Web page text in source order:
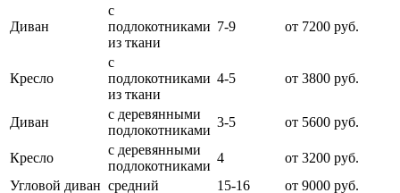
Диван
с
подлокотниками
из ткани
7-9 от 7200 руб.
Кресло
с
подлокотниками
из ткани
4-5 от 3800 руб.
Диван
с деревянными
подлокотниками
3-5 от 5600 руб.
Кресло
с деревянными
подлокотниками
4
от 3200 руб.
Угловой диван средний 15-16 от 9000 руб.